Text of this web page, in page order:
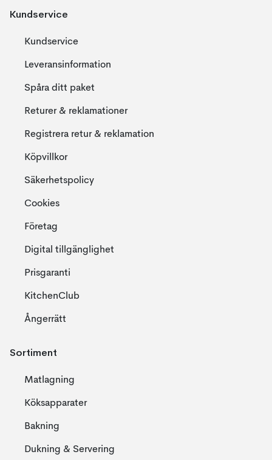
Kundservice
Kundservice
Leveransinformation
Spåra ditt paket
Returer & reklamationer
Registrera retur & reklamation
Köpvillkor
Säkerhetspolicy
Cookies
Företag
Digital tillgänglighet
Prisgaranti
KitchenClub
Ångerrätt
Sortiment
Matlagning
Köksapparater
Bakning
Dukning & Servering